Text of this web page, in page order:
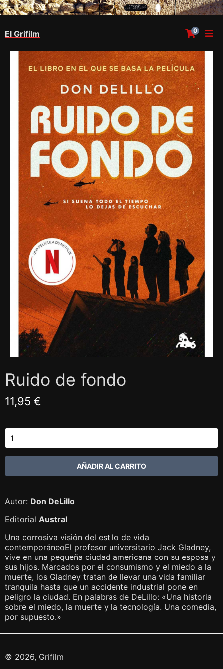
El Grifilm 0
Ruido de fondo
11,95 €
Autor: Don DeLillo
Editorial Austral
Una corrosiva visión del estilo de vida
contemporáneoEl profesor universitario Jack Gladney,
vive en una pequeña ciudad americana con su esposa y
sus hijos. Marcados por el consumismo y el miedo a la
muerte, los Gladney tratan de llevar una vida familiar
tranquila hasta que un accidente industrial pone en
peligro la ciudad. En palabras de DeLillo: «Una historia
sobre el miedo, la muerte y la tecnología. Una comedia,
por supuesto.»
© 2026, Grifilm